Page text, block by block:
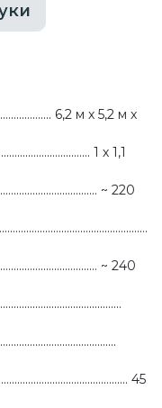
6,2 м х 5,2 м x
1 х 1,1
~ 220
~ 240
45